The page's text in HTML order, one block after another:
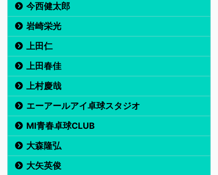
今西健太郎
岩崎栄光
上田仁
上田春佳
上村慶哉
エーアールアイ卓球スタジオ
MI青春卓球CLUB
大森隆弘
大矢英俊